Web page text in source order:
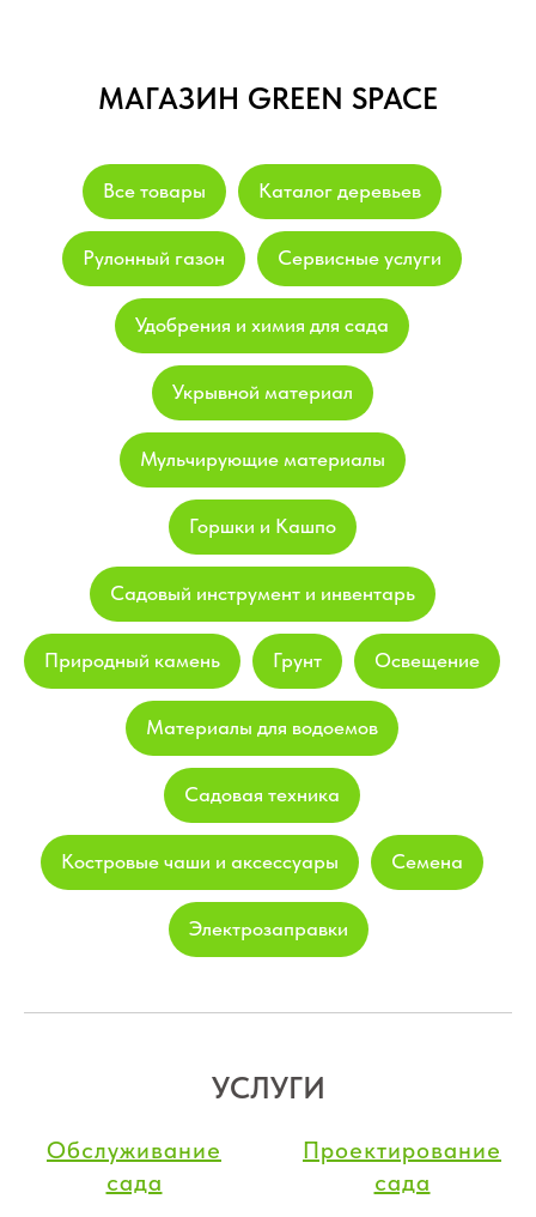
МАГАЗИН GREEN SPACE
Все товары Каталог деревьев
Рулонный газон Сервисные услуги
Удобрения и химия для сада
Укрывной материал
Мульчирующие материалы
Горшки и Кашпо
Садовый инструмент и инвентарь
Природный камень Грунт Освещение
Материалы для водоемов
Садовая техника
Костровые чаши и аксессуары Семена
Электрозаправки
УСЛУГИ
Обслуживание
сада
Проектирование
сада